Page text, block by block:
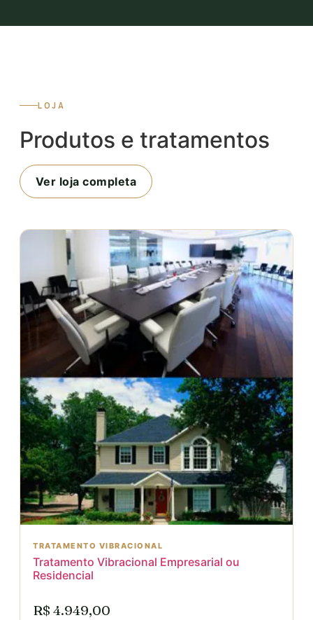
LOJA
Produtos e tratamentos
Ver loja completa
TRATAMENTO VIBRACIONAL
Tratamento Vibracional Empresarial ou
Residencial
R$ 4.949,00